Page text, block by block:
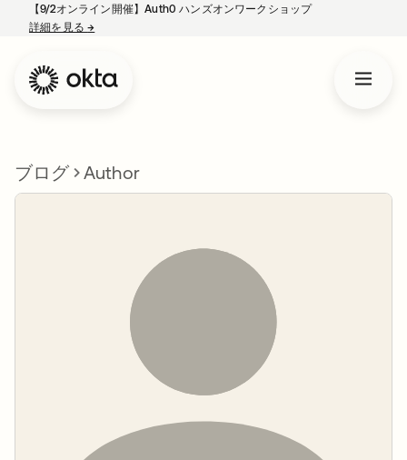
【9/2オンライン開催】Auth0 ハンズオンワークショップ
詳細を見る→
ブログ Author